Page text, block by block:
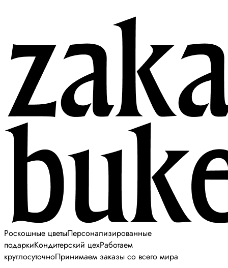
Роскошные цветыПерсонализированные
подаркиКондитерский цехРаботаем
круглосуточноПринимаем заказы со всего мира